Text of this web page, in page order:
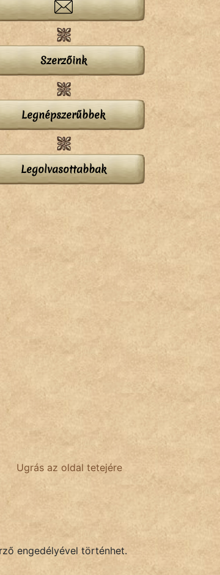
Szerzőink
Legnépszerűbbek
Legolvasottabbak
Ugrás az oldal tetejére
engedélyével történhet.